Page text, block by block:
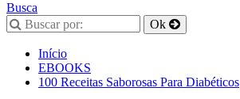
Busca
Início
EBOOKS
100 Receitas Saborosas Para Diabéticos